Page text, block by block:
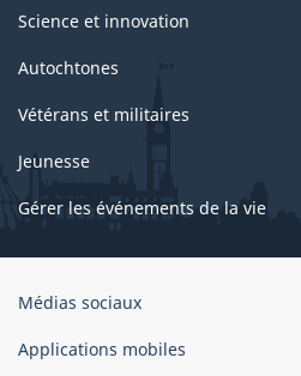
Science et innovation
Autochtones
Vétérans et militaires
Jeunesse
Gérer les événements de la vie
Organisation
gouvernement
Médias sociaux
Applications mobiles